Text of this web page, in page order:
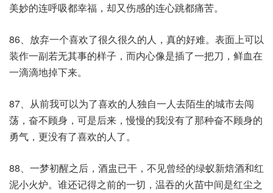
美妙的连呼吸都幸福，却又伤感的连心跳都痛苦。
86、放弃一个喜欢了很久很久的人，真的好难。表面上可以
装作一副若无其事的样子，而内心像是插了一把刀，鲜血在
一滴滴地掉下来。
87、从前我可以为了喜欢的人独自一人去陌生的城市去闯
荡，奋不顾身，可是后来，慢慢的我没有了那种奋不顾身的
勇气，更没有了喜欢的人了。
88、一梦初醒之后，酒盅已干，不见曾经的绿蚁新焙酒和红
泥小火炉。谁还记得之前的一切，温吞的火苗中间是红尘之